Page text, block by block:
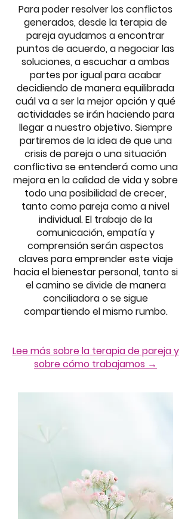
Para poder resolver los conflictos
generados, desde la terapia de
pareja ayudamos a encontrar
puntos de acuerdo, a negociar las
soluciones, a escuchar a ambas
partes por igual para acabar
decidiendo de manera equilibrada
cuál va a ser la mejor opción y qué
actividades se irán haciendo para
llegar a nuestro objetivo. Siempre
partiremos de la idea de que una
crisis de pareja o una situación
conflictiva se entenderá como una
mejora en la calidad de vida y sobre
todo una posibilidad de crecer,
tanto como pareja como a nivel
individual. El trabajo de la
comunicación, empatía y
comprensión serán aspectos
claves para emprender este viaje
hacia el bienestar personal, tanto si
el camino se divide de manera
conciliadora o se sigue
compartiendo el mismo rumbo.
Lee más sobre la terapia de pareja y
sobre cómo trabajamos →